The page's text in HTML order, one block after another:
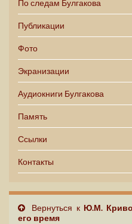
По следам Булгакова
Публикации
Фото
Экранизации
Аудиокниги Булгакова
Память
Ссылки
Контакты
Вернуться к Ю.М.
его время